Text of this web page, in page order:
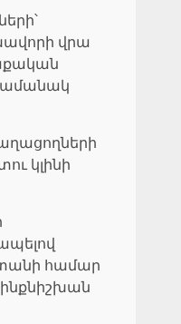
վրա
կլինի
համար
ինքնիշխան